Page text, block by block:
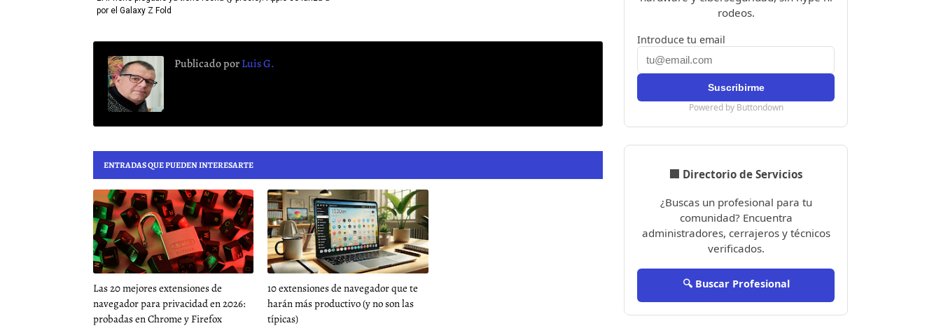
por el Galaxy Z Fold
Publicado porLuis G.
ENTRADAS QUE PUEDEN INTERESARTE
Las 20 mejores extensiones de
navegador para privacidad en 2026:
probadas en Chrome y Firefox
10 extensiones de navegador que te
harán más productivo (y no son las
típicas)
rodeos.
Introduce tu email
Powered by Buttondown
🏢 Directorio de Servicios
¿Buscas un profesional para tu
comunidad? Encuentra
administradores, cerrajeros y técnicos
verificados.
🔍 Buscar Profesional